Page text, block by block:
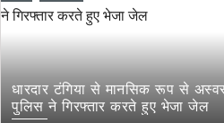
धारदार टंगिया से मानसिक रूप से
पुलिस ने गिरफ्तार करते हुए भेजा जेल